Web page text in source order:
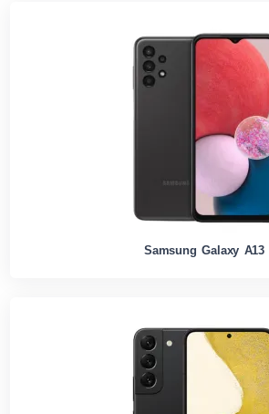
Samsung Galaxy A13